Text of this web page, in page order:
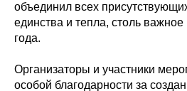
объединил всех
единства и тепла, столь
года.
Организаторы и участники
особой благодарности за